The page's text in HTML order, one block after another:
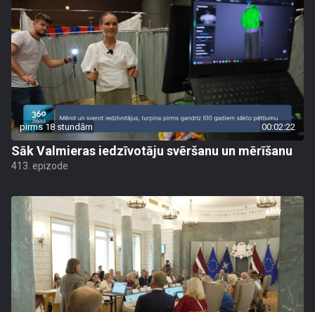
pirms 18 stundām 00:02:22
Sāk Valmieras iedzīvotāju svēršanu un mērīšanu
413. epizode